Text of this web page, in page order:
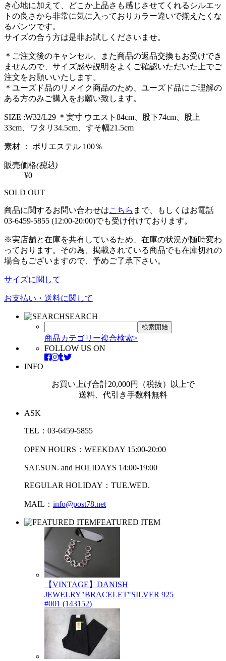
き心地に加えて、どこか上品さも感じさせてくれるシルエッ
トの良さから非常に気に入っておりカラー違いで揃えたくな
るパンツです。
サイズの合う方は是非お試しくださいませ。
＊ご注文後のキャンセル、また商品の返品交換もお受けでき
ませんので、サイズ感や説明をよくご確認いただいた上でご
注文をお願いいたします。
＊ユーズド品のリメイク商品のため、ユーズド品にご理解の
ある方のみご購入をお願い致します。
SIZE :W32/L29 ＊実寸 ウエスト84cm、股下74cm、股上
33cm、ワタリ34.5cm、すそ幅21.5cm
素材 ： ポリエステル 100％
販売価格(税込)
¥0
SOLD OUT
商品に関するお問い合わせはこちら まで、もしくはお電話
03-6459-5855 (12:00-20:00)でも受け付けております。
※実店舗と在庫を共有しているため、在庫の状況が随時変わ
っております。その為、掲載されている商品でも在庫切れの
場合もございますので、予めご了承下さい。
サイズに関して
お支払い・送料に関して
SEARCH
商品カテゴリー複合検索>
FOLLOW US ON
INFO
お買い上げ合計20,000円（税抜）以上で
送料、代引き手数料無料
ASK
TEL：03-6459-5855
OPEN HOURS：WEEKDAY 15:00-20:00
SAT.SUN. and HOLIDAYS 14:00-19:00
REGULAR HOLIDAY：TUE.WED.
MAIL： info@post78.net
FEATURED ITEM
【VINTAGE】DANISH
JEWELRY"BRACELET"SILVER 925
#001 (143152)